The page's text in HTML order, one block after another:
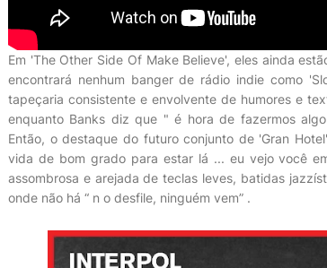
Em 'The Other Side Of Make Believe', eles ainda
encontrará nenhum banger de rádio indie como
tapeçaria consistente e envolvente de humores e
enquanto Banks diz que " é hora de fazermos
Então, o destaque do futuro conjunto de 'Gran
vida de bom grado para estar lá ... eu vejo você
assombrosa e arejada de teclas leves, batidas
onde não há “ n o desfile, ninguém vem” .